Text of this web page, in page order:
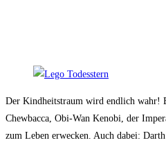
Der Kindheitstraum wird endlich wahr!
Chewbacca, Obi-Wan Kenobi, der
zum Leben erwecken. Auch dabei: